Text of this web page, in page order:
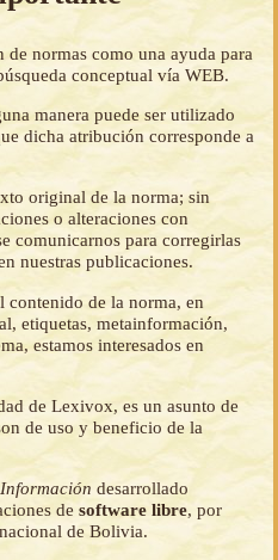
normas como una ayuda para
conceptual vía WEB.
manera puede ser utilizado
dicha atribución corresponde a
original de la norma; sin
o alteraciones con
comunicarnos para corregirlas
nuestras publicaciones.
contenido de la norma, en
etiquetas, metainformación,
estamos interesados en
de Lexivox, es un asunto de
de uso y beneficio de la
desarrollado
desoftware libre, por
de Bolivia.